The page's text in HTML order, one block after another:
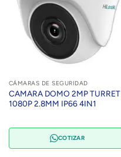
CÁMARAS DE SEGURIDAD
CAMARA DOMO 2MP TURRET
1080P 2.8MM IP66 4IN1
COTIZAR